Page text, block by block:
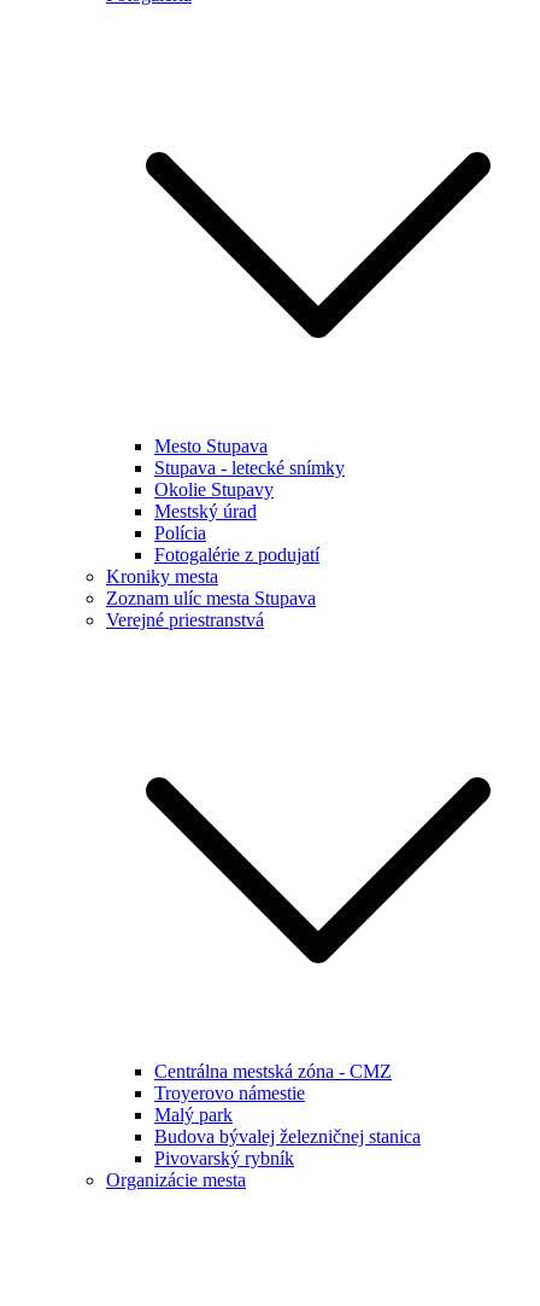
Mesto Stupava
Stupava - letecké snímky
Okolie Stupavy
Mestský úrad
Polícia
Fotogalérie z podujatí
Kroniky mesta
Zoznam ulíc mesta Stupava
Verejné priestranstvá
Centrálna mestská zóna - CMZ
Troyerovo námestie
Malý park
Budova bývalej železničnej stanica
Pivovarský rybník
Organizácie mesta